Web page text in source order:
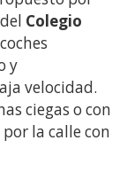
Colegio
y
velocidad.
ciegas o con
la calle con